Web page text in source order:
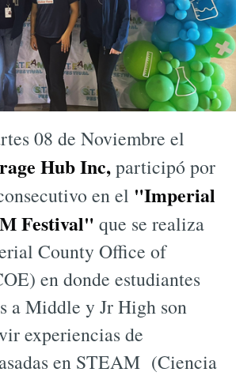
08 de Noviembre el
Hub Inc,participó por
en el "Imperial
Festival" que se realiza
County Office of
en donde estudiantes
a Middle y Jr High son
experiencias de
en STEAM (Ciencia